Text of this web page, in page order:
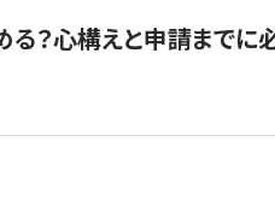
る？心構えと申請まで